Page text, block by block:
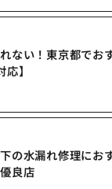
ない！東京都でお
】
の水漏れ修理にお
良店